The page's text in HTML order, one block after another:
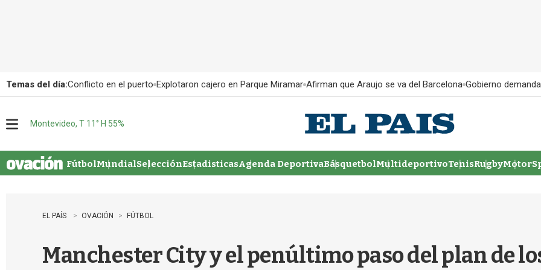
Temas del día:Conflicto en el puerto Explotaron cajero en Parque Miramar Afirman que Araujo se va del Barcelona Gobierno
u
Montevideo, T 11° H 55%
FútbolMundialSelecciónEstadisticasAgenda DeportivaBásquetbolMultideportivoTenisRugby
EL PAÍS OVACIÓN FÚTBOL
Manchester City y el penúltimo paso del plan de